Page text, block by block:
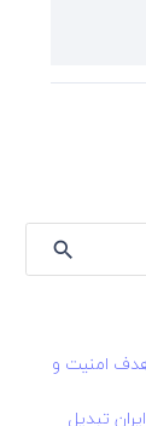
با هدف امنیت و
تبدیل